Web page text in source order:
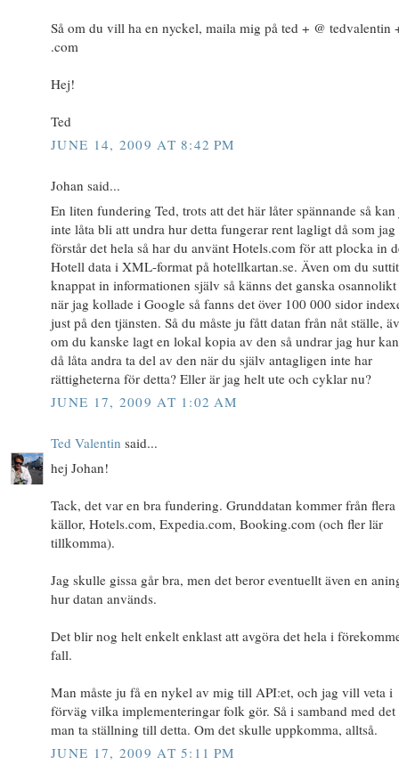
Så om du vill ha en nyckel, maila mig på ted + @ tedvalentin
.com
Hej!
Ted
JUNE 14, 2009 AT 8:42 PM
Johan said...
En liten fundering Ted, trots att det här låter spännande så
inte låta bli att undra hur detta fungerar rent lagligt då som jag
förstår det hela så har du använt Hotels.com för att plocka in
Hotell data i XML-format på hotellkartan.se. Även om du
knappat in informationen själv så känns det ganska osannolikt
när jag kollade i Google så fanns det över 100 000 sidor
just på den tjänsten. Så du måste ju fått datan från nåt ställe,
om du kanske lagt en lokal kopia av den så undrar jag hur
då låta andra ta del av den när du själv antagligen inte har
rättigheterna för detta? Eller är jag helt ute och cyklar nu?
JUNE 17, 2009 AT 1:02 AM
Ted Valentin said...
hej Johan!
Tack, det var en bra fundering. Grunddatan kommer från
källor, Hotels.com, Expedia.com, Booking.com (och fler lär
tillkomma).
Jag skulle gissa går bra, men det beror eventuellt även en
hur datan används.
Det blir nog helt enkelt enklast att avgöra det hela i
fall.
Man måste ju få en nykel av mig till API:et, och jag vill veta i
förväg vilka implementeringar folk gör. Så i samband med det
man ta ställning till detta. Om det skulle uppkomma, alltså.
JUNE 17, 2009 AT 5:11 PM